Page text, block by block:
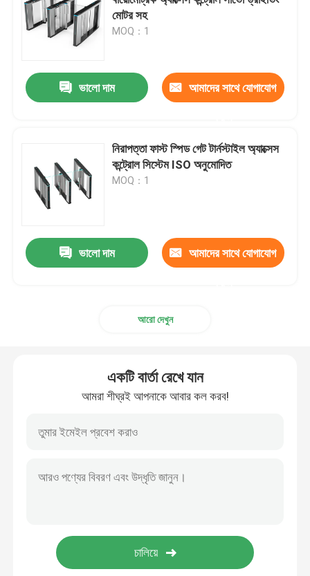
স্পিড গেট টার্নস্টাইল
ফ্ল্যাপ ব্যারিয়ার টার্নস্টাইল
ট্রাইপড টার্নস্টাইল
সম্পূর্ণ উচ্চতার টার্নস্টাইল
ট্রেন স্টেশন টার্নস্টাইল
কিন্ডারগার্টেন সুইং বাধা
মোটর সহ
MOQ：1
ভালো দাম আমাদের সাথে যোগাযোগ
নিরাপত্তা ফাস্ট স্পিড গেট টার্নস্টাইল অ্যাক্সেস
কন্ট্রোল সিস্টেম ISO অনুমোদিত
MOQ：1
ভালো দাম আমাদের সাথে যোগাযোগ
আরো দেখুন
একটি বার্তা রেখে যান
আমরা শীঘ্রই আপনাকে আবার কল করব!